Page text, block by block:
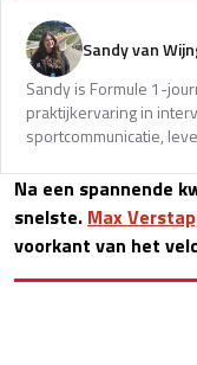
Sandy van
Sandy is Formule 1-
praktijkervaring in
sportcommunicatie,
Na een spannende
snelste. Max
voorkant van het